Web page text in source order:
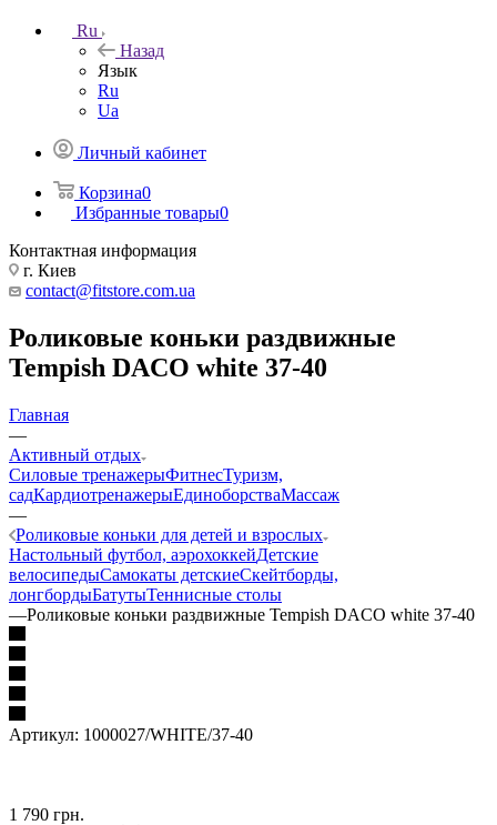
Ru
Назад
Язык
Ru
Ua
Личный кабинет
Корзина0
Избранные товары0
Контактная информация
г. Киев
contact@fitstore.com.ua
Роликовые коньки раздвижные
Tempish DACO white 37-40
Главная
—
Активный отдых
Силовые тренажерыФитнесТуризм,
садКардиотренажерыЕдиноборстваМассаж
—
Роликовые коньки для детей и взрослых
Настольный футбол, аэрохоккейДетские
велосипедыСамокаты детскиеСкейтборды,
лонгбордыБатутыТеннисные столы
—Роликовые коньки раздвижные Tempish DACO white 37-40
Артикул: 1000027/WHITE/37-40
1 790 грн.